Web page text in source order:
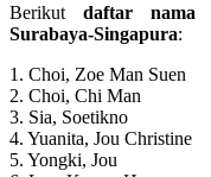
Berikut daftar nama
Surabaya-Singapura:
1. Choi, Zoe Man Suen
2. Choi, Chi Man
3. Sia, Soetikno
4. Yuanita, Jou Christine
5. Yongki, Jou